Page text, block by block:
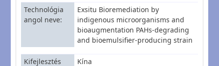
Technológia
angol neve
Exsitu Bioremediation by
indigenous microorganisms and
bioaugmentation PAHs-degrading
and bioemulsifier-producing strain
Kifejlesztés
Kína